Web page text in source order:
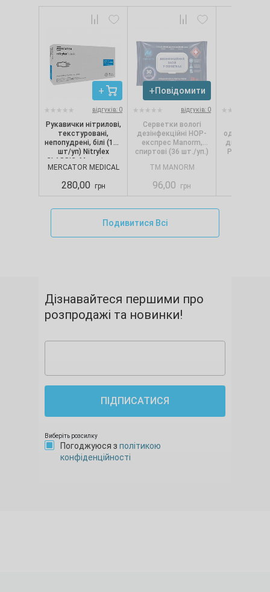
відгуків: 0
Рукавички нітрилові,
текстуровані,
непопудрені, білі (100
шт/уп) Nitrylex
CLASSIC, Mercator, р.
S
MERCATOR MEDICAL
280,00 грн
Повідомити
відгуків: 0
Серветки вологі
дезінфекційні НОР-
експрес Manorm,
спиртові (36 шт./уп.)
TM MANORM
96,00 грн
одношарові,
Pro.Extra,
Подивитися Всі
Дізнавайтеся першими про
розпродажі та новинки!
ПІДПИСАТИСЯ
Виберіть розсилку
Погоджуюся з політикою
конфіденційності